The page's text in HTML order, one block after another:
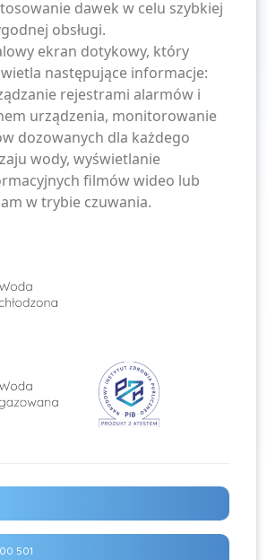
dawek w celu szybkiej
obsługi.
ekran dotykowy, który
następujące informacje:
rejestrami alarmów i
urządzenia, monitorowanie
dozowanych dla każdego
wody, wyświetlanie
filmów wideo lub
w trybie czuwania.
501